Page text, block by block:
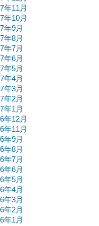
年11月
年10月
年9月
年8月
年7月
年6月
年5月
年4月
年3月
年2月
年1月
年12月
年11月
年9月
年8月
年7月
年6月
年5月
年4月
年3月
年2月
年1月